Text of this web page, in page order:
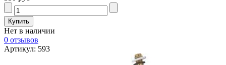
Нет в наличии
0 отзывов
Артикул: 593